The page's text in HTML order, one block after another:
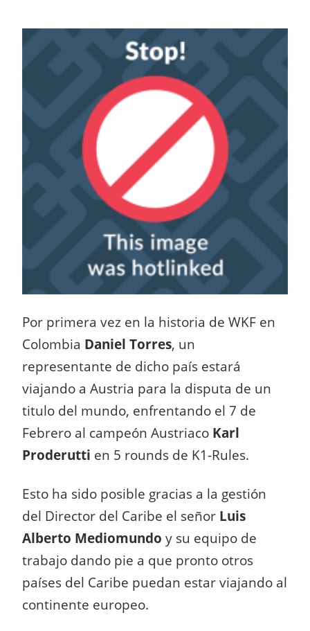
Por primera vez en la historia de WKF en
Colombia Daniel Torres, un
representante de dicho país estará
viajando a Austria para la disputa de un
titulo del mundo, enfrentando el 7 de
Febrero al campeón Austriaco Karl
Proderutti en 5 rounds de K1-Rules.
Esto ha sido posible gracias a la gestión
del Director del Caribe el señor Luis
Alberto Mediomundo y su equipo de
trabajo dando pie a que pronto otros
países del Caribe puedan estar viajando al
continente europeo.